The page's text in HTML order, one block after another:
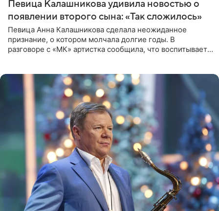
Певица Калашникова удивила новостью о
появлении второго сына: «Так сложилось»
Певица Анна Калашникова сделала неожиданное
признание, о котором молчала долгие годы. В
разговоре с «МК» артистка сообщила, что воспитывает